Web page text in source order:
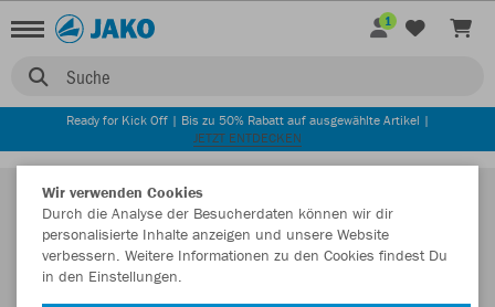
Suche
1
Ready for Kick Off | Bis zu 50% Rabatt auf ausgewählte Artikel |
JETZT ENTDECKEN
Wir verwenden Cookies
Durch die Analyse der Besucherdaten können wir dir
personalisierte Inhalte anzeigen und unsere Website
verbessern. Weitere Informationen zu den Cookies findest Du
in den Einstellungen.